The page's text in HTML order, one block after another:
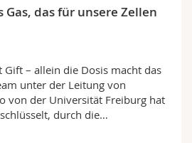
Gas, das für unsere Zellen
– allein die Dosis macht das
unter der Leitung von
von der Universität Freiburg hat
durch die…